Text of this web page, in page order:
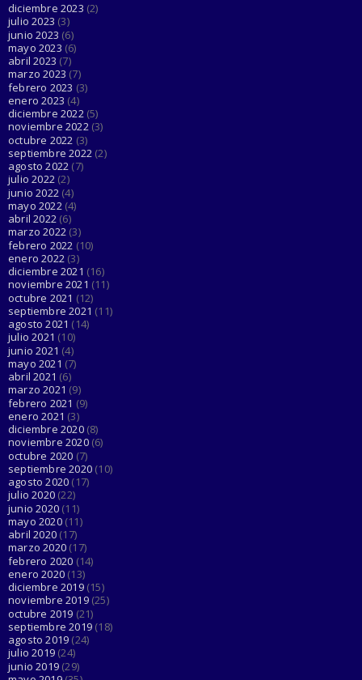
diciembre 2023 (2)
julio 2023 (3)
junio 2023 (6)
mayo 2023 (6)
abril 2023 (7)
marzo 2023 (7)
febrero 2023 (3)
enero 2023 (4)
diciembre 2022(5)
noviembre 2022(3)
octubre 2022 (3)
septiembre 2022 (2)
agosto 2022 (7)
julio 2022 (2)
junio 2022 (4)
mayo 2022(4)
abril 2022 (6)
marzo 2022 (3)
febrero 2022 (10)
enero 2022 (3)
diciembre 2021 (16)
noviembre 2021 (11)
octubre 2021 (12)
septiembre 2021 (11)
agosto 2021 (14)
julio 2021 (10)
junio 2021 (4)
mayo 2021 (7)
abril 2021 (6)
marzo 2021 (9)
febrero 2021 (9)
enero 2021 (3)
diciembre 2020(8)
noviembre 2020(6)
octubre 2020 (7)
septiembre 2020 (10)
agosto 2020 (17)
julio 2020 (22)
junio 2020 (11)
mayo 2020(11)
abril 2020 (17)
marzo 2020 (17)
febrero 2020 (14)
enero 2020 (13)
diciembre 2019(15)
noviembre 2019(25)
octubre 2019 (21)
septiembre 2019 (18)
agosto 2019 (24)
julio 2019 (24)
junio 2019 (29)